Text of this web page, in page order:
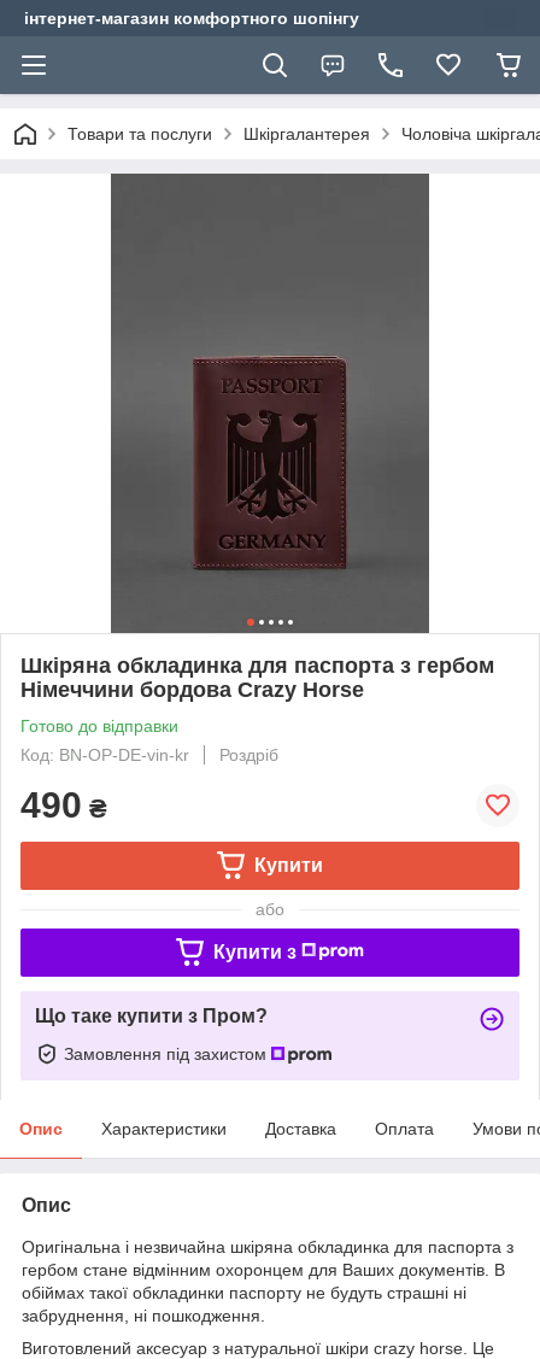
інтернет-магазин комфортного шопінгу
Товари та послуги Шкіргалантерея Чоловіча
Шкіряна обкладинка для паспорта з гербом
Німеччини бордова Crazy Horse
Готово до відправки
Код: BN-OP-DE-vin-kr
Роздріб
490 ₴
Купити
або
Купити з
Що таке купити з Пром?
Замовлення під захистом
Опис Характеристики Доставка Оплата Умови
Опис
Оригінальна і незвичайна шкіряна обкладинка для паспорта з
гербом стане відмінним охоронцем для Ваших документів. В
обіймах такої обкладинки паспорту не будуть страшні ні
забруднення, ні пошкодження.
Виготовлений аксесуар з натуральної шкіри crazy horse. Це